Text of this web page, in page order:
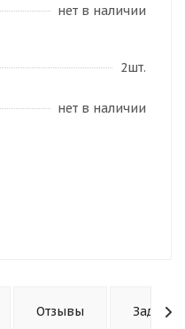
нет в наличии
2шт.
нет в наличии
Отзывы Задать